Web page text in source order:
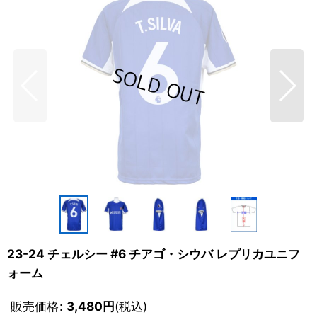
23-24 チェルシー #6 チアゴ・シウバ レプリカユニフ
ォーム
販売価格: 3,480円(税込)